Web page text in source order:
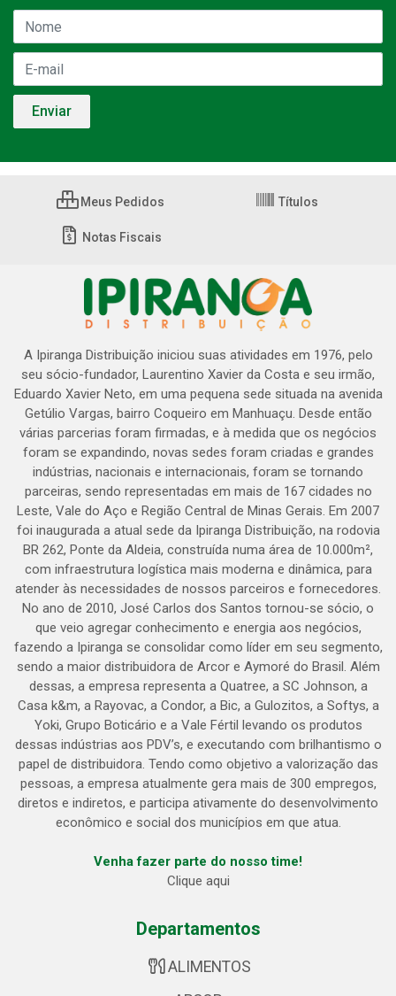
Meus Pedidos Títulos
Notas Fiscais
A Ipiranga Distribuição iniciou suas atividades em 1976, pelo
seu sócio-fundador, Laurentino Xavier da Costa e seu irmão,
Eduardo Xavier Neto, em uma pequena sede situada na avenida
Getúlio Vargas, bairro Coqueiro em Manhuaçu. Desde então
várias parcerias foram firmadas, e à medida que os negócios
foram se expandindo, novas sedes foram criadas e grandes
indústrias, nacionais e internacionais, foram se tornando
parceiras, sendo representadas em mais de 167 cidades no
Leste, Vale do Aço e Região Central de Minas Gerais. Em 2007
foi inaugurada a atual sede da Ipiranga Distribuição, na rodovia
BR 262, Ponte da Aldeia, construída numa área de 10.000m²,
com infraestrutura logística mais moderna e dinâmica, para
atender às necessidades de nossos parceiros e fornecedores.
No ano de 2010, José Carlos dos Santos tornou-se sócio, o
que veio agregar conhecimento e energia aos negócios,
fazendo a Ipiranga se consolidar como líder em seu segmento,
sendo a maior distribuidora de Arcor e Aymoré do Brasil. Além
dessas, a empresa representa a Quatree, a SC Johnson, a
Casa k&m, a Rayovac, a Condor, a Bic, a Gulozitos, a Softys, a
Yoki, Grupo Boticário e a Vale Fértil levando os produtos
dessas indústrias aos PDV’s, e executando com brilhantismo o
papel de distribuidora. Tendo como objetivo a valorização das
pessoas, a empresa atualmente gera mais de 300 empregos,
diretos e indiretos, e participa ativamente do desenvolvimento
econômico e social dos municípios em que atua.
Venha fazer parte do nosso time!
Clique aqui
Departamentos
ALIMENTOS